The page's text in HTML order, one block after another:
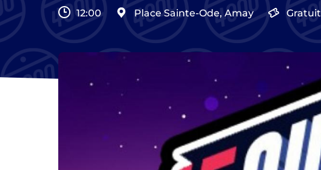
12:00
Place Sainte-Ode, Amay Gratuit